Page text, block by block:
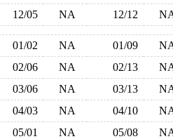
12/05 NA 12/12
01/02 NA 01/09
02/06 NA 02/13
03/06 NA 03/13
04/03 NA 04/10
05/01 NA 05/08